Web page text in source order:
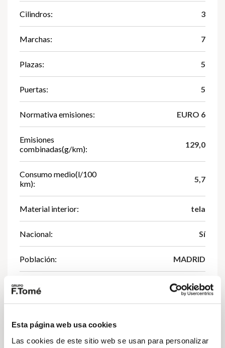
Esta página web usa cookies
Las cookies de este sitio web se usan para personalizar
Cilindros: 3
Marchas: 7
Plazas: 5
Puertas: 5
Normativa emisiones: EURO 6
Emisiones
combinadas(g/km):
129,0
Consumo medio(l/100
km):
5,7
Material interior: tela
Nacional: Sí
Población: MADRID
Distintivo ambiental: